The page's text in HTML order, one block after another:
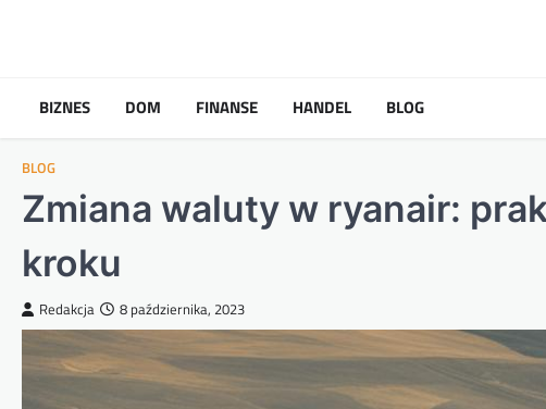
BIZNES DOM FINANSE HANDEL BLOG
BLOG
Zmiana waluty w ryanair:
kroku
Redakcja 8 października, 2023